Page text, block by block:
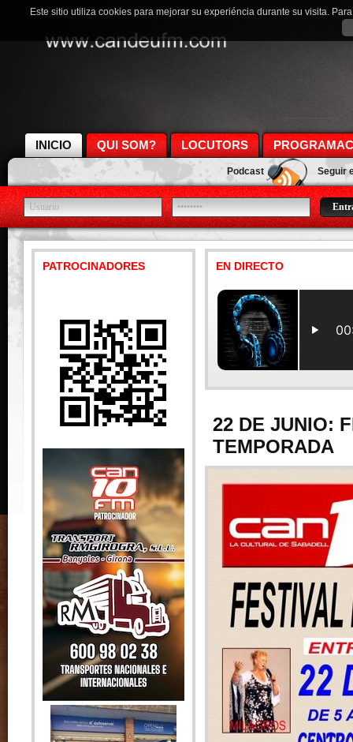
INICIO QUI SOM? LOCUTORS
Podcast Seguir
PATROCINADORES EN DIRECTO
22 DE JUNIO:
TEMPORADA
Este sitio utiliza cookies para mejorar su experiéncia durante su visita.